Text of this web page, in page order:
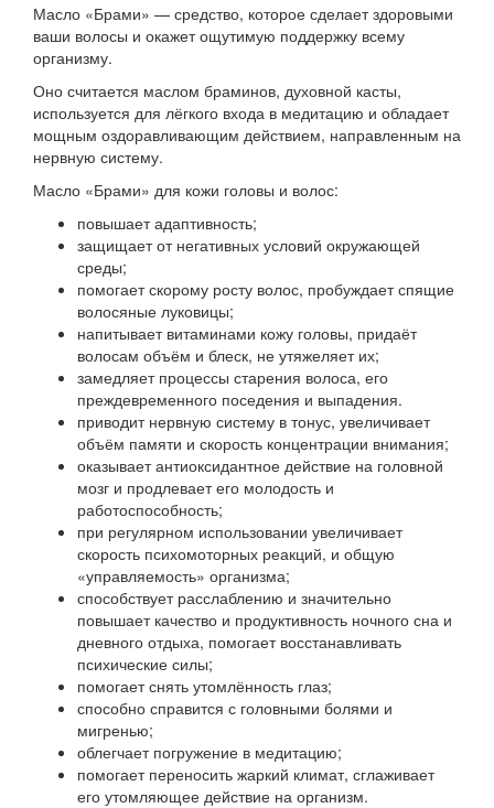
Масло «Брами» — средство, которое сделает здоровыми
ваши волосы и окажет ощутимую поддержку всему
организму.
Оно считается маслом браминов, духовной касты,
используется для лёгкого входа в медитацию и обладает
мощным оздоравливающим действием, направленным на
нервную систему.
Масло «Брами» для кожи головы и волос:
повышает адаптивность;
защищает от негативных условий окружающей
среды;
помогает скорому росту волос, пробуждает спящие
волосяные луковицы;
напитывает витаминами кожу головы, придаёт
волосам объём и блеск, не утяжеляет их;
замедляет процессы старения волоса, его
преждевременного поседения и выпадения.
приводит нервную систему в тонус, увеличивает
объём памяти и скорость концентрации внимания;
оказывает антиоксидантное действие на головной
мозг и продлевает его молодость и
работоспособность;
при регулярном использовании увеличивает
скорость психомоторных реакций, и общую
«управляемость» организма;
способствует расслаблению и значительно
повышает качество и продуктивность ночного сна и
дневного отдыха, помогает восстанавливать
психические силы;
помогает снять утомлённость глаз;
способно справится с головными болями и
мигренью;
облегчает погружение в медитацию;
помогает переносить жаркий климат, сглаживает
его утомляющее действие на организм.